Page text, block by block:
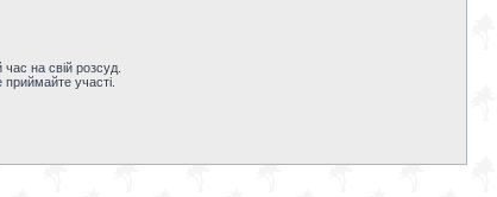
на свій розсуд.
участі.